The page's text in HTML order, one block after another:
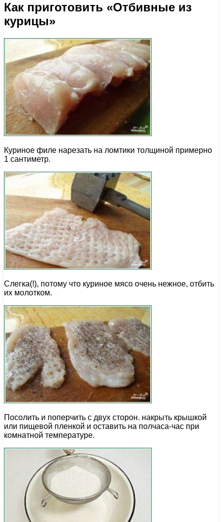
Как приготовить «Отбивные из
курицы»
Куриное филе нарезать на ломтики толщиной примерно
1 сантиметр.
Слегка(!), потому что куриное мясо очень нежное, отбить
их молотком.
Посолить и поперчить с двух сторон. накрыть крышкой
или пищевой пленкой и оставить на полчаса-час при
комнатной температуре.